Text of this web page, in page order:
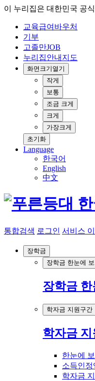
이 누리집은 대한민국 공
교육급여바우처
기부
고졸만JOB
누리집안내지도
화면크기 열기
작게
보통
조금 크게
크게
가장크게
초기화
Language
한국어
English
中文
통합검색 로그인 서비스
장학금
장학금 한눈에 보
장학금 한
학자금 지원구간
학자금
한눈에
소득인
학자금